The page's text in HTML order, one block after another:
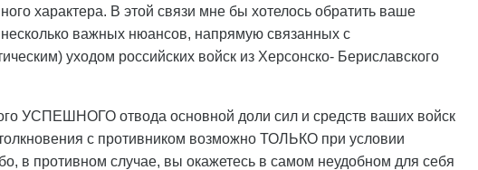
характера. В этой связи мне бы хотелось обратить ваше
важных нюансов, напрямую связанных с
уходом российских войск из Херсонско- Бериславского
УСПЕШНОГО отвода основной доли сил и средств ваших войск
с противником возможно ТОЛЬКО при условии
в противном случае, вы окажетесь в самом неудобном для себя